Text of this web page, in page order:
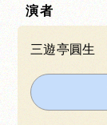
演者
三遊亭圓生